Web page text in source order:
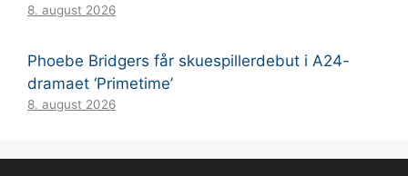
8. august 2026
Phoebe Bridgers får skuespillerdebut i A24-
dramaet ‘Primetime’
8. august 2026